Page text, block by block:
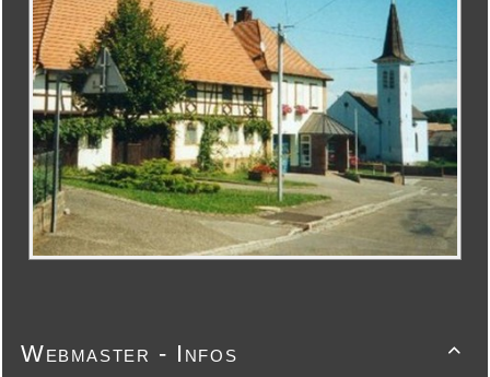

Webmaster - Infos